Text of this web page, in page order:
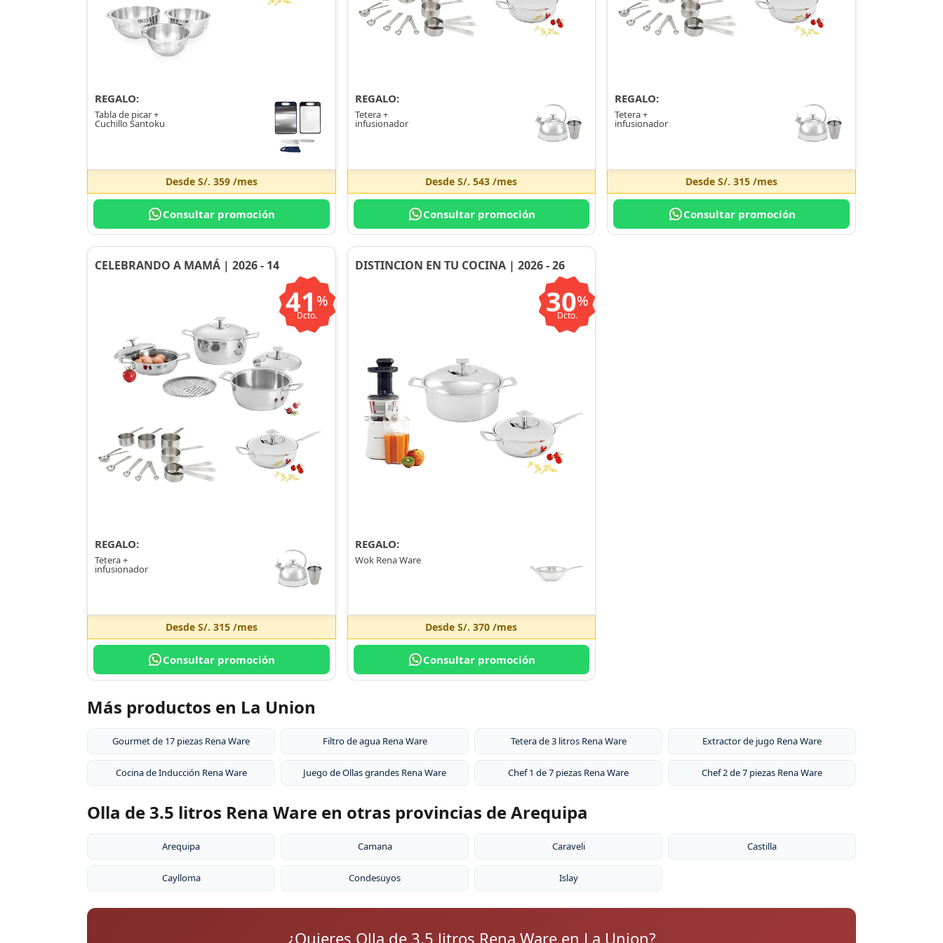
REGALO:
Tabla de picar +
Cuchillo Santoku
Desde S/. 359/mes
Consultar promoción
REGALO:
Tetera +
infusionador
DesdeS/. 543 /mes
Consultar promoción
REGALO:
Tetera +
infusionador
DesdeS/. 315 /mes
Consultar promoción
CELEBRANDO A MAMÁ | 2026 - 14
41 %
Dcto.
REGALO:
Tetera +
infusionador
Desde S/. 315/mes
Consultar promoción
DISTINCION EN TU COCINA | 2026 - 26
30%
Dcto.
REGALO:
Wok Rena Ware
DesdeS/. 370 /mes
Consultar promoción
Más productos en La Union
Gourmet de 17 piezas Rena Ware Filtro de agua Rena Ware Tetera de 3 litros Rena Ware Extractor de jugo Rena Ware
Cocina de Inducción Rena Ware Juego de Ollas grandes Rena Ware Chef 1 de 7 piezas Rena Ware Chef 2 de 7 piezas Rena Ware
Olla de 3.5 litros Rena Ware en otras provincias de Arequipa
Arequipa Camana Caraveli Castilla
Caylloma Condesuyos Islay
¿Quieres Olla de 3.5 litros Rena Ware en La Union?